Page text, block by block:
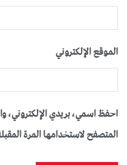
الموقع الإلكتروني
احفظ اسمي، بريدي الإلكتروني،
المتصفح لاستخدامها المرة